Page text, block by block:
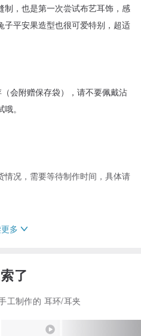
，也是第一次尝试布艺耳饰，感
平安果造型也很可爱特别，超适
会附赠保存袋），请不要佩戴沾
。
情况，需要等待制作时间，具体请
多
了
工制作的 耳环/耳夹